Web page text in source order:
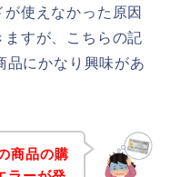
使えなかった原因
すが、こちらの記
品にかなり興味があ
商品の購